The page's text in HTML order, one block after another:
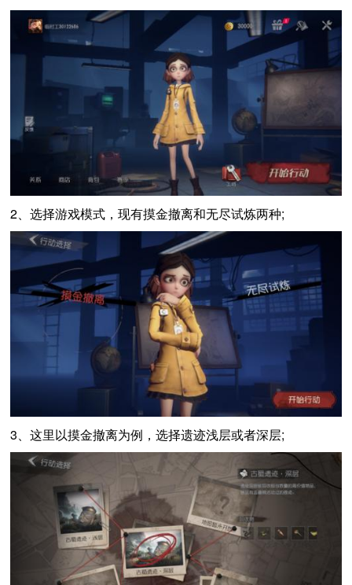
2、选择游戏模式，现有摸金撤离和无尽试炼两种;
3、这里以摸金撤离为例，选择遗迹浅层或者深层;